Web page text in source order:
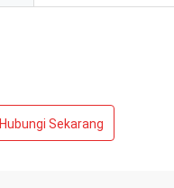
Hubungi Sekarang